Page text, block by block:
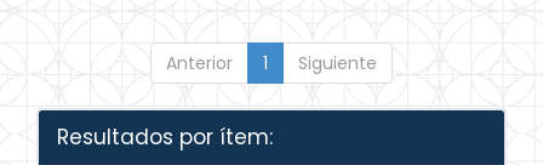
Anterior 1 Siguiente
Resultados por ítem: